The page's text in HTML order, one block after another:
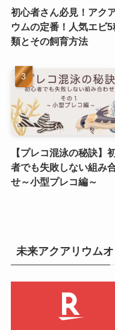
初心者さん必見！アク
ウムの定番！人気エビ5
類とその飼育方法
【プレコ混泳の秘訣】
者でも失敗しない組み
せ～小型プレコ編～
未来アクアリウム